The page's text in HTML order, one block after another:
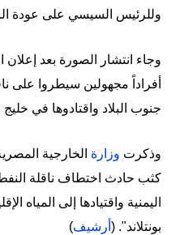
وللرئيس السيسي على عودة
أفراداً مجهولين سيطروا على
جنوب البلاد واقتادوها في
وذكرت وزارة
اليمنية واقتيادها إلى المياه
بونتلاند". ( أرشيف)